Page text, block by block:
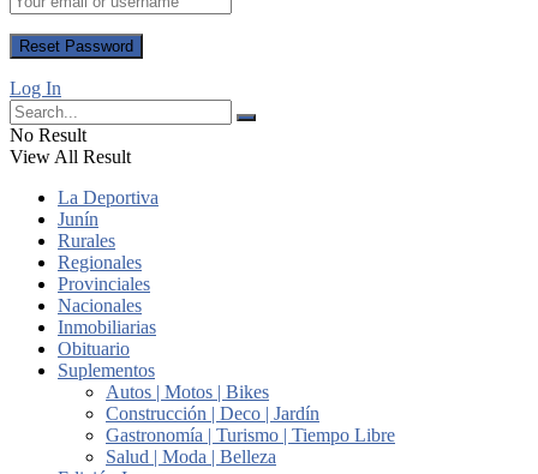
Log In
No Result
View All Result
La Deportiva
Junín
Rurales
Regionales
Provinciales
Nacionales
Inmobiliarias
Obituario
Suplementos
Autos | Motos | Bikes
Construcción | Deco | Jardín
Gastronomía | Turismo | Tiempo Libre
Salud | Moda | Belleza